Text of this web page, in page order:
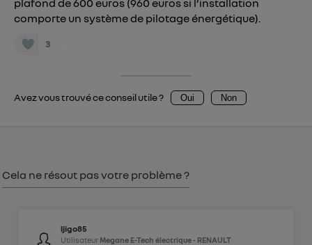
plafond de 600 euros (960 euros si l’installation
comporte un système de pilotage énergétique).
3
Avez vous trouvé ce conseil utile ? Oui Non
Cela ne résout pas votre problème ?
ljigo85
Utilisateur Megane E-Tech électrique - RENAULT
Vous pouvez à tout moment retirer ce
consentement sur
le portail d’Utiq
") ou via la page « gérer Utiq » en bas de ce site.
personnelles d'Utiq